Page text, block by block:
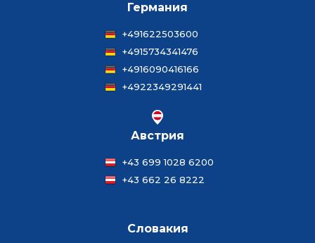
Германия
+491622503600
+4915734341476
+4916090416166
+4922349291441
Австрия
+43 699 1028 6200
+43 662 26 8222
Словакия